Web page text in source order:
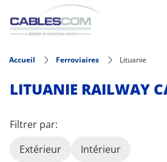
Aller au contenu principal
Accueil Ferroviaires Lituanie
LITUANIE RAILWAY
Filtrer par:
Extérieur
Intérieur